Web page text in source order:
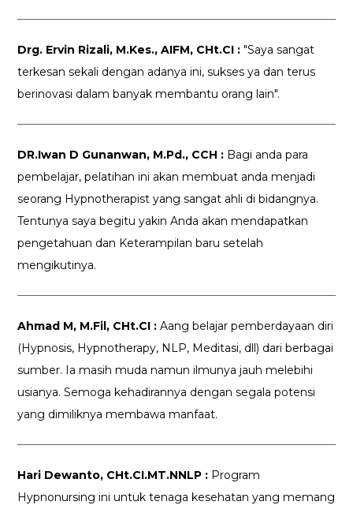
Drg. Ervin Rizali, M.Kes., AIFM, CHt.CI : "Saya sangat
terkesan sekali dengan adanya ini, sukses ya dan terus
berinovasi dalam banyak membantu orang lain".
DR.Iwan D Gunanwan, M.Pd., CCH : Bagi anda para
pembelajar, pelatihan ini akan membuat anda menjadi
seorang Hypnotherapist yang sangat ahli di bidangnya.
Tentunya saya begitu yakin Anda akan mendapatkan
pengetahuan dan Keterampilan baru setelah
mengikutinya.
Ahmad M, M.Fil, CHt.CI : Aang belajar pemberdayaan diri
(Hypnosis, Hypnotherapy, NLP, Meditasi, dll) dari berbagai
sumber. Ia masih muda namun ilmunya jauh melebihi
usianya. Semoga kehadirannya dengan segala potensi
yang dimiliknya membawa manfaat.
Hari Dewanto, CHt.CI.MT.NNLP : Program
Hypnonursing ini untuk tenaga kesehatan yang memang